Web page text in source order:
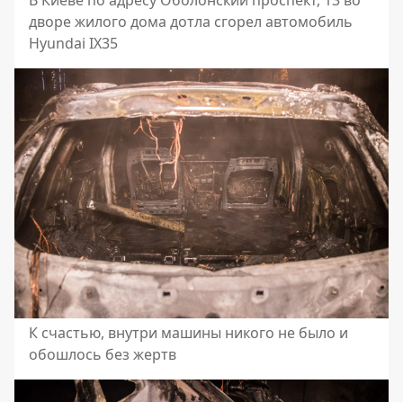
дворе жилого дома дотла сгорел автомобиль
Hyundai IX35
К счастью, внутри машины никого не было и
обошлось без жертв